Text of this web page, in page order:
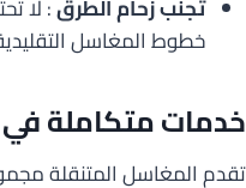
تجنب زحام الطرق: لا
خطوط المغاسل
خدمات متكاملة
تقدم المغاسل المتنقلة